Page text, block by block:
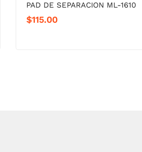
PAD DE SEPARACION ML-1610
$115.00